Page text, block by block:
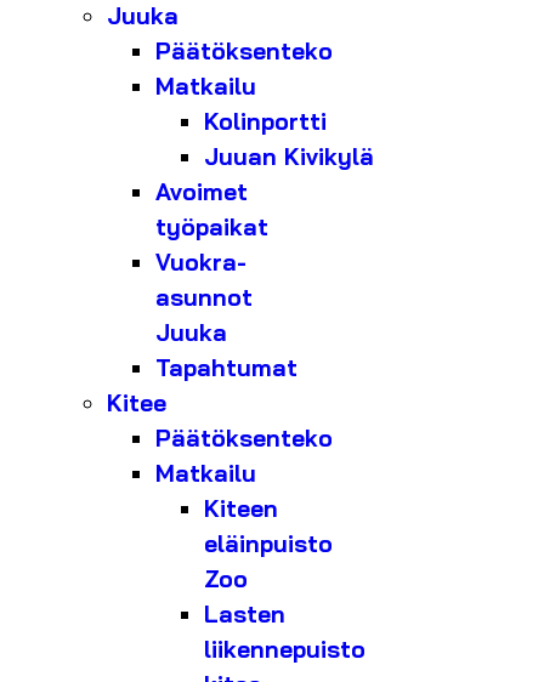
Juuka
Päätöksenteko
Matkailu
Kolinportti
Juuan Kivikylä
Avoimet
työpaikat
Vuokra-
asunnot
Juuka
Tapahtumat
Kitee
Päätöksenteko
Matkailu
Kiteen
eläinpuisto
Zoo
Lasten
liikennepuisto